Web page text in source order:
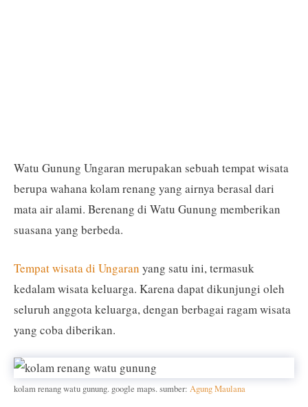
Watu Gunung Ungaran merupakan sebuah tempat wisata
berupa wahana kolam renang yang airnya berasal dari
mata air alami. Berenang di Watu Gunung memberikan
suasana yang berbeda.
Tempat wisata di Ungaran yang satu ini, termasuk
kedalam wisata keluarga. Karena dapat dikunjungi oleh
seluruh anggota keluarga, dengan berbagai ragam wisata
yang coba diberikan.
kolam renang watu gunung. google maps. sumber: Agung Maulana